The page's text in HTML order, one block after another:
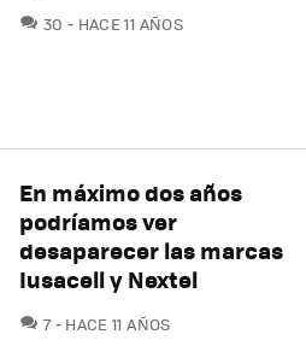
30 COMENTARIOS
HACE 11 AÑOS
En máximo dos años
podríamos ver
desaparecer las marcas
Iusacell y Nextel
7COMENTARIOS
HACE 11 AÑOS